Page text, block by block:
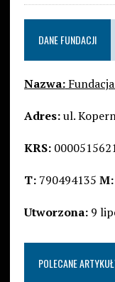
DANE FUNDACJI
Nazwa:
Adres:ul.
KRS:
T:790494135 M:
Utworzona:9
POLECANE